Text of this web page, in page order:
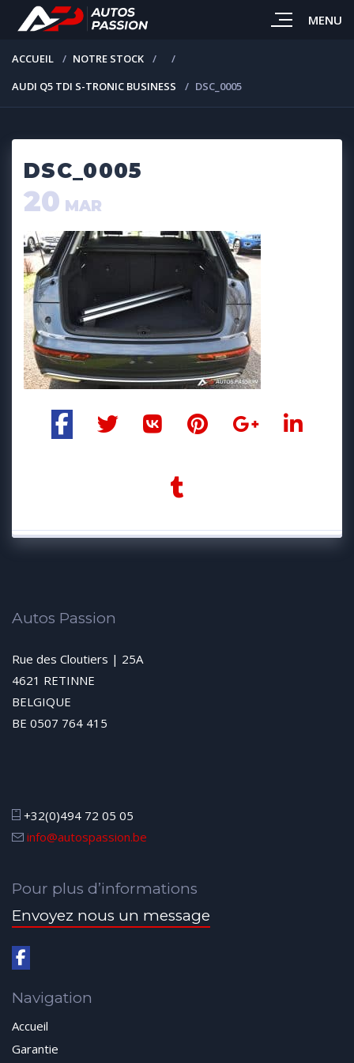
MENU
ACCUEIL
NOTRE STOCK
AUDI Q5 TDI S-TRONIC BUSINESS
DSC_0005
DSC_0005
20 MAR
Autos Passion
Rue des Cloutiers | 25A
4621 RETINNE
BELGIQUE
BE 0507 764 415
+32(0)494 72 05 05
info@autospassion.be
Pour plus d’informations
Envoyez nous un message
Navigation
Accueil
Garantie